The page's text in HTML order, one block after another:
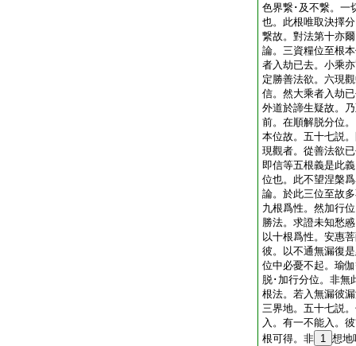
色界繋･及不繋。一
也。此根唯取決擇
繋故。對法第十亦
論。三資糧位至根
者入劫已去。小乘
定勝善法欲。六現
信。然大乘者入劫
外道於諦生疑故。
前。在順解脱分位
本位故。五十七説
現觀者。從善法欲
即信等五根義是此
位也。此不望涅槃
論。於此三位至故
九根爲性。然加行
勝法。求證未知愁
以十根爲性。安惠
彼。以不通無漏復
位中必憂不起。瑜
脱･加行分位。非無
根法。若入無漏彼
三界地。五十七説
入。有一不能入。
根可得。非 1 想地